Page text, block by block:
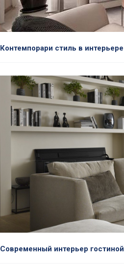
Контемпорари стиль в интерьере
Современный интерьер гостиной